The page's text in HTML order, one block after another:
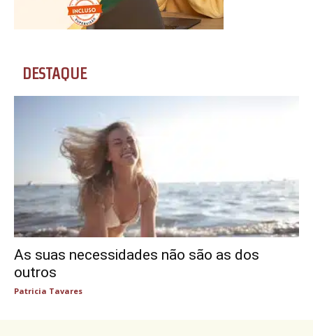
DESTAQUE
As suas necessidades não são as dos
outros
Patricia Tavares